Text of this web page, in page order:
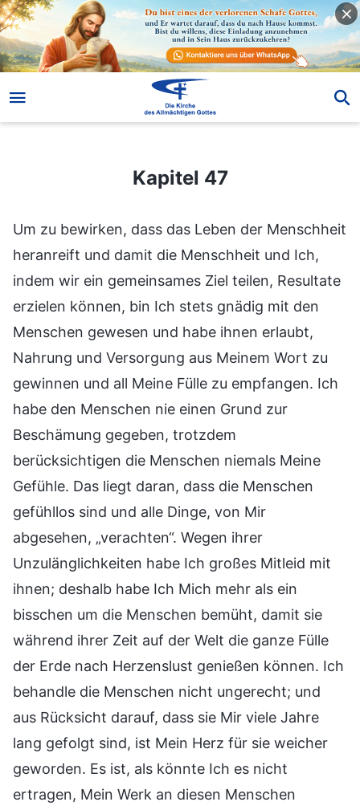
Kapitel 47
Um zu bewirken, dass das Leben der Menschheit
heranreift und damit die Menschheit und Ich,
indem wir ein gemeinsames Ziel teilen, Resultate
erzielen können, bin Ich stets gnädig mit den
Menschen gewesen und habe ihnen erlaubt,
Nahrung und Versorgung aus Meinem Wort zu
gewinnen und all Meine Fülle zu empfangen. Ich
habe den Menschen nie einen Grund zur
Beschämung gegeben, trotzdem
berücksichtigen die Menschen niemals Meine
Gefühle. Das liegt daran, dass die Menschen
gefühllos sind und alle Dinge, von Mir
abgesehen, „verachten“. Wegen ihrer
Unzulänglichkeiten habe Ich großes Mitleid mit
ihnen; deshalb habe Ich Mich mehr als ein
bisschen um die Menschen bemüht, damit sie
während ihrer Zeit auf der Welt die ganze Fülle
der Erde nach Herzenslust genießen können. Ich
behandle die Menschen nicht ungerecht; und
aus Rücksicht darauf, dass sie Mir viele Jahre
lang gefolgt sind, ist Mein Herz für sie weicher
geworden. Es ist, als könnte Ich es nicht
ertragen, Mein Werk an diesen Menschen